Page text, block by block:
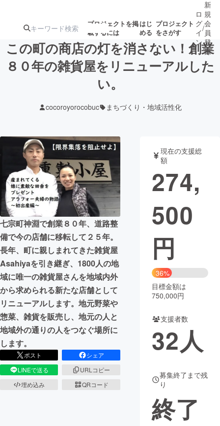
プロジェクトを掲
載するには
はじ
める
プロジェクト
をさがす
注目の新着プロ
テクノロジー・ガジェット
映像・映画 書籍・雑誌
ビジネス・起業 チャレンジ
まちづくり・地域活性化
CAMPFIRE for Social Good
CAMPFIRE Creation
CAMPFIREふるさと納税
コミュニティ
ロ
グ
イ
ン
/
新
規
会
員
登
録
この町の商店の灯を消さない！創業
８０年の雑貨屋をリニューアルした
い。
cocoroyorocobuc まちづくり・地域活性化
七宗町神淵で創業８０年、道路整
備で今の店舗に移転して２５年。
長年、町に親しまれてきた雑貨屋
Asahiyaを引き継ぎ、1800人の地
域に唯一の雑貨屋さんを地域内外
から求められる新たな店舗として
リニューアルします。地元野菜や
惣菜、雑貨を販売し、地元の人と
地域外の通りの人をつなぐ場所に
します。
ポスト
シェア
LINEで送る
URLコピー
埋め込み
QRコード
現在の支援総
額
274,
500
円
36%
目標金額は
750,000円
支援者数
32人
募集終了まで残
り
終了